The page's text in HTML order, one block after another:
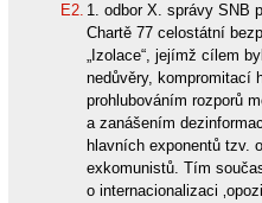
E2. 1. odbor X. správy SNB
Chartě 77 celostátní
„Izolace“, jejímž cílem
nedůvěry, kompromitací
prohlubováním rozporů
a zanášením
hlavních exponentů tzv.
exkomunistů. Tím
o internacionalizaci